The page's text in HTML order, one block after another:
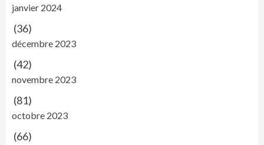
janvier 2024
(36)
décembre 2023
(42)
novembre 2023
(81)
octobre 2023
(66)